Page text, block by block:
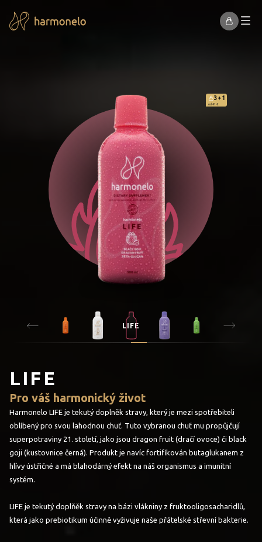
3+1
od 41 €
LIFE
LIFE
Pro váš harmonický život
Harmonelo LIFE je tekutý doplněk stravy, který je mezi spotřebiteli
oblíbený pro svou lahodnou chuť. Tuto vybranou chuť mu propůjčují
superpotraviny 21. století, jako jsou dragon fruit (dračí ovoce) či black
goji (kustovnice černá). Produkt je navíc fortifikován butaglukanem z
hlívy ústřičné a má blahodárný efekt na náš organismus a imunitní
systém.
LIFE je tekutý doplňěk stravy na bázi vlákniny z fruktooligosacharidlů,
která jako prebiotikum účinně vyživuje naše přátelské střevní bakterie.